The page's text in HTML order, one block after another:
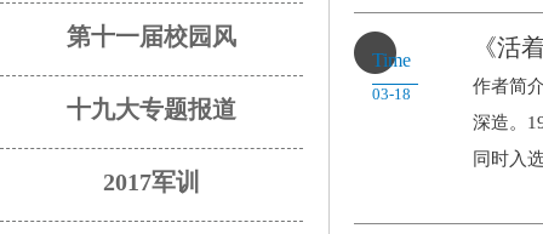
第十一届校园风
十九大专题报道
2017军训
Time
03-18
《活
作者简
深造。
同时入